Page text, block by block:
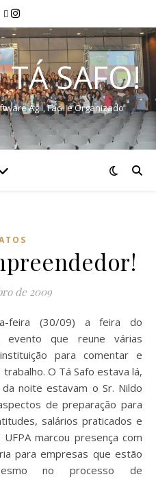
SAFO!
Ágil, Fácil e Organizado
de 2009
evento que reune várias
para comentar e
O Tá Safo estava lá,
noite estavam o Sr. Nildo
de preparação para
salários praticados e
marcou presença com
para empresas que estão
no processo de